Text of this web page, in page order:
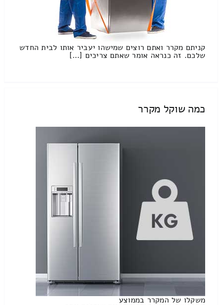
קניתם מקרר ואתם רוצים שמישהו יעביר אותו לבית החדש
שלכם. זה כנראה אומר שאתם צריכים […]
כמה שוקל מקרר
משקלו של המקרר בממוצע